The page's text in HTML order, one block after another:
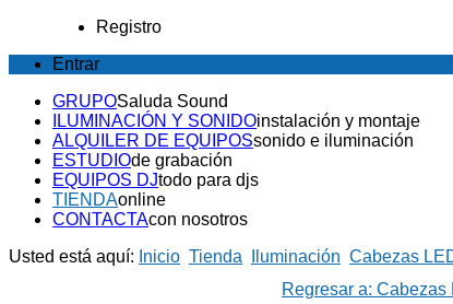
Registro
Entrar
GRUPOSaluda Sound
ILUMINACIÓN Y SONIDOinstalación y montaje
ALQUILER DE EQUIPOSsonido e iluminación
ESTUDIOde grabación
EQUIPOS DJtodo para djs
TIENDAonline
CONTACTAcon nosotros
Usted está aquí: Inicio Tienda Iluminación Cabezas
Regresar a: Cabezas